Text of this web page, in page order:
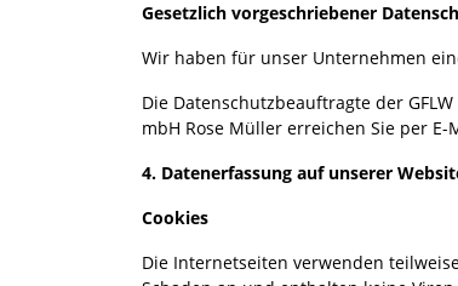
Gesetzlich vorgeschriebener
Wir haben für unser Unternehmen
Die Datenschutzbeauftragte der
mbH Rose Müller erreichen Sie per
4. Datenerfassung auf unserer
Cookies
Die Internetseiten verwenden